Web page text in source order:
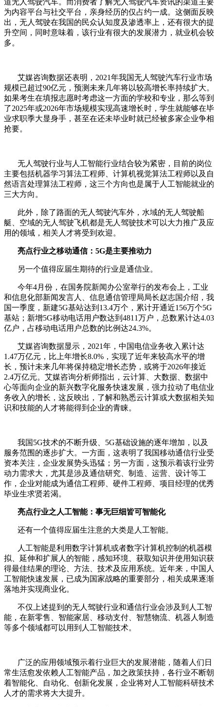
道无人驾驶汽车。而消费者了解无人驾驶汽车资讯的渠道主要
为内容平台与社交平台，亲身经历的仅占约一成。这侧面反映
出，无人驾驶在我国的民众认知度及渗透率上，还有很大的提
升空间，同时意味着，该行业有很大的发展潜力，就业机会较
多。
艾媒咨询数据还表明，2021年我国无人驾驶汽车行业市场
规模已超过90亿元，预测未来几年将以较高增长率持续扩大。
如果考生在填报志愿时考虑这一方面的学校和专业，那么等到
了2025年或2026年市场规模实现高速增长时，学生就能够在毕
业求职季大显身手，甚至在还未毕业时就已经被多家企业争相
抢要。
无人驾驶行业与人工智能行业结合较为紧密，目前的岗位
主要包括机器学习算法工程师、计算机视觉算法工程师以及自
然语言处理算法工程师，这三个方向也是属于人工智能就业的
三大方向。
此外，除了路面的无人驾驶汽车外，水域的无人驾驶船
艇、空域的无人驾驶飞机都是无人驾驶技术可以大力推广及应
用的领域，相关人才将受到欢迎。
亮点行业之移动通信：5G是主要推动力
另一个值得应届生期待的行业是通信业。
今年4月份，在国务院新闻办公室举行的发布会上，工业
和信息化部新闻发言人、信息通信管理局局长赵志国介绍，我
国一季度，新建5G基站达到13.4万个，累计开通近156万个5G
基站；新增5G移动电话用户数达到4811万户，总数累计达4.03
亿户，占移动电话用户总数的比例达24.3%。
艾媒咨询数据显示，2021年，中国电信业务收入累计达
1.47万亿元，比上年增长8.0%，实现了近年来较高水平的增
长，预计未来几年将保持稳定增长态势，或将于2026年接近
2.4万亿元。艾媒咨询分析师指出，云计算、大数据、数据中
心等面向企业的新兴数字化服务快速发展，强力拉动了电信业
务收入的增长，这反映出，了解和熟悉云计算或大数据相关知
识和技能的人才将能得到企业的青睐。
我国5G技术的不断升级、5G基础设施的逐年增加，以及
服务范围的逐步扩大。一方面，这表明了我国移动通信行业受
资本关注，企业发展势头迅猛；另一方面，这预示着该行业劳
动力需求大，尤其是涉及通信研究、制造、运营、设计等工
作，企业对能成为通信工程师、硬件工程师、项目经理的优秀
毕业生求贤若渴。
亮点行业之人工智能：事无巨细皆可智能化
还有一个值得应届生注意的大类是人工智能。
人工智能是利用数字计算机或者数字计算机控制的机器模
拟、延伸和扩展人的智能，感知环境、获取知识并使用知识获
得最佳结果的理论、方法、技术及应用系统。近年来，中国人
工智能快速发展，已成为国家战略的重要部分，相关成果逐渐
落地并实现商业化。
不仅上述提到的无人驾驶行业和通信行业会涉及到人工智
能，在新零售、智能家居、移动支付、智慧物流、机器人制造
等多个领域都可以用到人工智能技术。
广泛的应用领域预示着行业巨大的发展潜能，随着人们日
常生活愈发依赖人工智能产品，加之政策扶持，各行业不断朝
着智能化、自动化、创新化发展，企业将对人工智能科研技术
人才的需求将大大提升。